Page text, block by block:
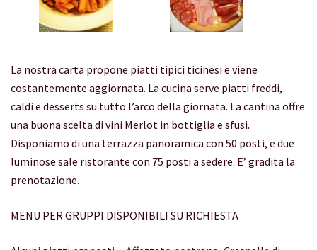
La nostra carta propone piatti tipici ticinesi e viene
costantemente aggiornata. La cucina serve piatti freddi,
caldi e desserts su tutto l’arco della giornata. La cantina offre
una buona scelta di vini Merlot in bottiglia e sfusi.
Disponiamo di una terrazza panoramica con 50 posti, e due
luminose sale ristorante con 75 posti a sedere. E’ gradita la
prenotazione.
MENU PER GRUPPI DISPONIBILI SU RICHIESTA